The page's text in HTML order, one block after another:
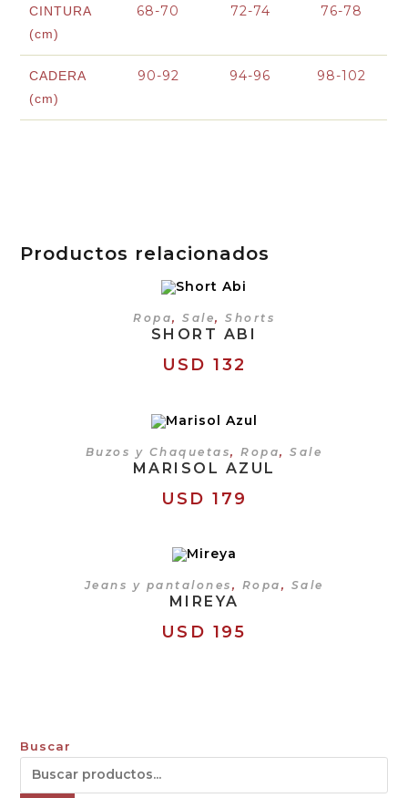
CINTURA
(cm)
68-70 72-74 76-78
CADERA
(cm)
90-92 94-96 98-102
Productos relacionados
SELECCIONAR OPCIONES
Ropa, Sale, Shorts
SHORT ABI
USD 132
SELECCIONAR OPCIONES
Buzos y Chaquetas,Ropa,Sale
MARISOL AZUL
USD 179
SELECCIONAR OPCIONES
Jeans y pantalones , Ropa , Sale
MIREYA
USD 195
Buscar